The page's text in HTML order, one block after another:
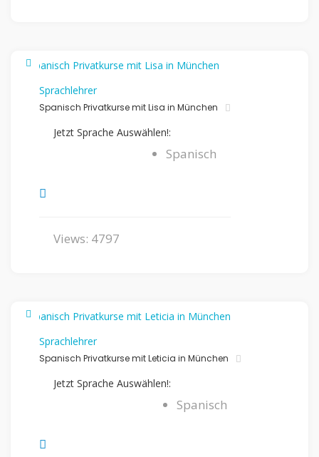
Sprachlehrer
Spanisch Privatkurse mit Lisa in München
Jetzt Sprache Auswählen!:
Spanisch
Views: 4797
Sprachlehrer
Spanisch Privatkurse mit Leticia in München
Jetzt Sprache Auswählen!:
Spanisch